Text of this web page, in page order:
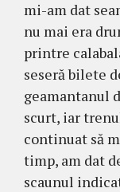
mi-am dat
nu mai era
printre
seseră bilete
geaman­tanul
scurt, iar
continuat să
timp, am dat
scaunul